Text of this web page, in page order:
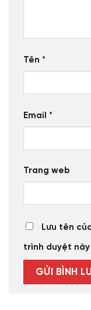
Tên *
Email *
Trang web
Lưu tên
trình duyệt